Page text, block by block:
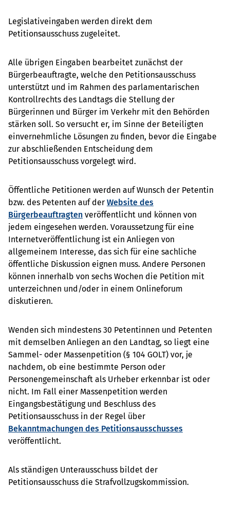
Legislativeingaben werden direkt dem
Petitionsausschuss zugeleitet.
Alle übrigen Eingaben bearbeitet zunächst der
Bürgerbeauftragte, welche den Petitionsausschuss
unterstützt und im Rahmen des parlamentarischen
Kontrollrechts des Landtags die Stellung der
Bürgerinnen und Bürger im Verkehr mit den Behörden
stärken soll. So versucht er, im Sinne der Beteiligten
einvernehmliche Lösungen zu finden, bevor die Eingabe
zur abschließenden Entscheidung dem
Petitionsausschuss vorgelegt wird.
Öffentliche Petitionen werden auf Wunsch der Petentin
bzw. des Petenten auf der Website des
Bürgerbeauftragten veröffentlicht und können von
jedem eingesehen werden. Voraussetzung für eine
Internetveröffentlichung ist ein Anliegen von
allgemeinem Interesse, das sich für eine sachliche
öffentliche Diskussion eignen muss. Andere Personen
können innerhalb von sechs Wochen die Petition mit
unterzeichnen und/oder in einem Onlineforum
diskutieren.
Wenden sich mindestens 30 Petentinnen und Petenten
mit demselben Anliegen an den Landtag, so liegt eine
Sammel- oder Massenpetition (§ 104 GOLT) vor, je
nachdem, ob eine bestimmte Person oder
Personengemeinschaft als Urheber erkennbar ist oder
nicht. Im Fall einer Massenpetition werden
Eingangsbestätigung und Beschluss des
Petitionsausschuss in der Regel über
Bekanntmachungen des Petitionsausschusses
veröffentlicht.
Als ständigen Unterausschuss bildet der
Petitionsausschuss die Strafvollzugskommission.